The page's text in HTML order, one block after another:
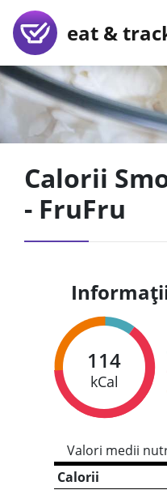
eat &
Calorii
- FruFru
114
kCal
Valori medii
Calorii